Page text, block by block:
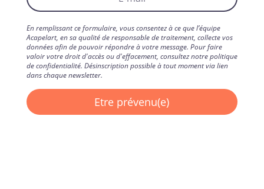
En remplissant ce formulaire, vous consentez à ce que l’équipe
Acapelart, en sa qualité de responsable de traitement, collecte vos
données afin de pouvoir répondre à votre message. Pour faire
valoir votre droit d'accès ou d'effacement, consultez notre politique
de confidentialité. Désinscription possible à tout moment via lien
dans chaque newsletter.